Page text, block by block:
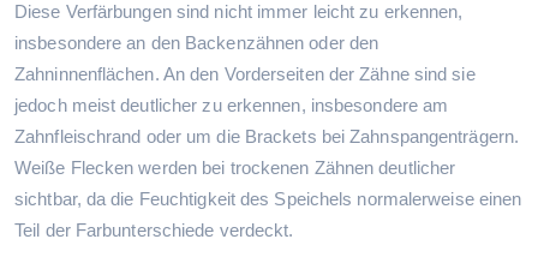
Diese Verfärbungen sind nicht immer leicht zu erkennen,
insbesondere an den Backenzähnen oder den
Zahninnenflächen. An den Vorderseiten der Zähne sind sie
jedoch meist deutlicher zu erkennen, insbesondere am
Zahnfleischrand oder um die Brackets bei Zahnspangenträgern.
Weiße Flecken werden bei trockenen Zähnen deutlicher
sichtbar, da die Feuchtigkeit des Speichels normalerweise einen
Teil der Farbunterschiede verdeckt.